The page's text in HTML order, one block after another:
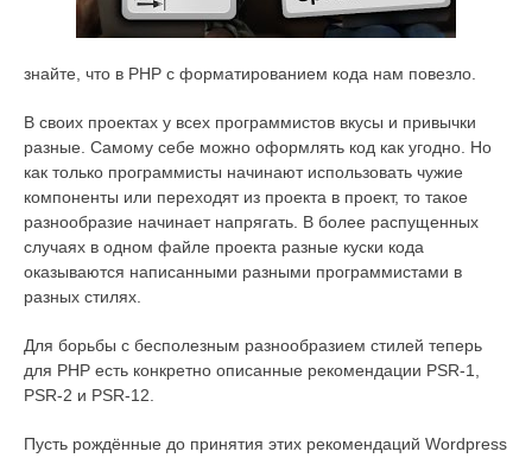
знайте, что в PHP с форматированием кода нам повезло.
В своих проектах у всех программистов вкусы и привычки
разные. Самому себе можно оформлять код как угодно. Но
как только программисты начинают использовать чужие
компоненты или переходят из проекта в проект, то такое
разнообразие начинает напрягать. В более распущенных
случаях в одном файле проекта разные куски кода
оказываются написанными разными программистами в
разных стилях.
Для борьбы с бесполезным разнообразием стилей теперь
для PHP есть конкретно описанные рекомендации PSR-1,
PSR-2 и PSR-12.
Пусть рождённые до принятия этих рекомендаций Wordpress